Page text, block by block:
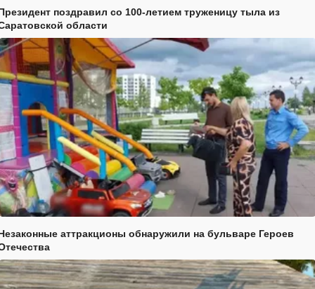
поздравил со 100-летием труженицу тыла из
области
аттракционы обнаружили на бульваре Героев